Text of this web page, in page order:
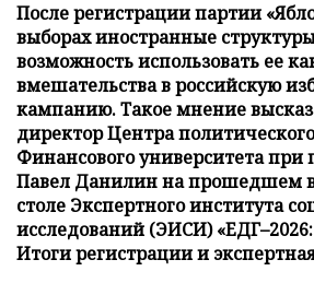
После регистрации партии
выборах иностранные
возможность использовать ее
вмешательства в российскую
кампанию. Такое мнение
директор Центра
Финансового университета при
Павел Данилин на прошедшем
столе Экспертного института
исследований (ЭИСИ) «ЕДГ–2026:
Итоги регистрации и